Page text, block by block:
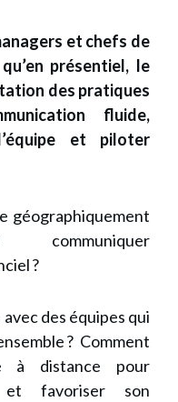
et chefs de
présentiel, le
des pratiques
fluide,
et piloter
géographiquement
communiquer
?
des équipes qui
? Comment
à distance pour
favoriser son